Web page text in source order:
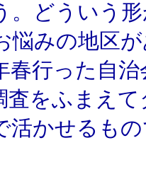
。どういう
悩みの地区
春行った自
査をふまえ
活かせるも